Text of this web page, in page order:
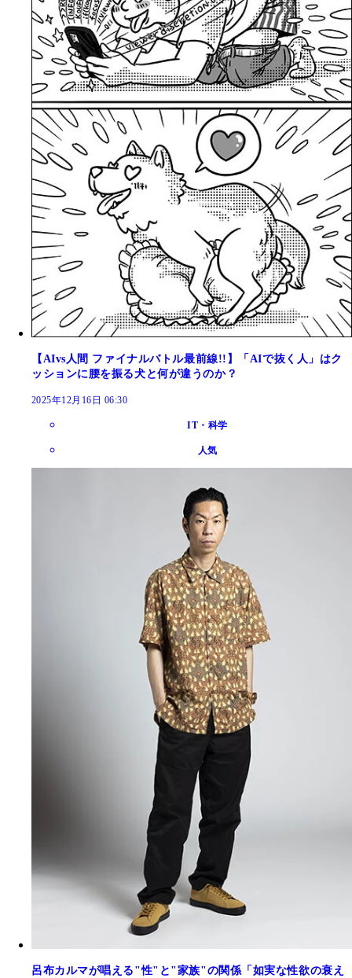
【AIvs人間 ファイナルバトル最前線!!】「AIで抜く人」はク
ッションに腰を振る犬と何が違うのか？
2025年12月16日 06:30
IT・科学
人気
呂布カルマが唱える"性"と"家族"の関係「如実な性欲の衰え